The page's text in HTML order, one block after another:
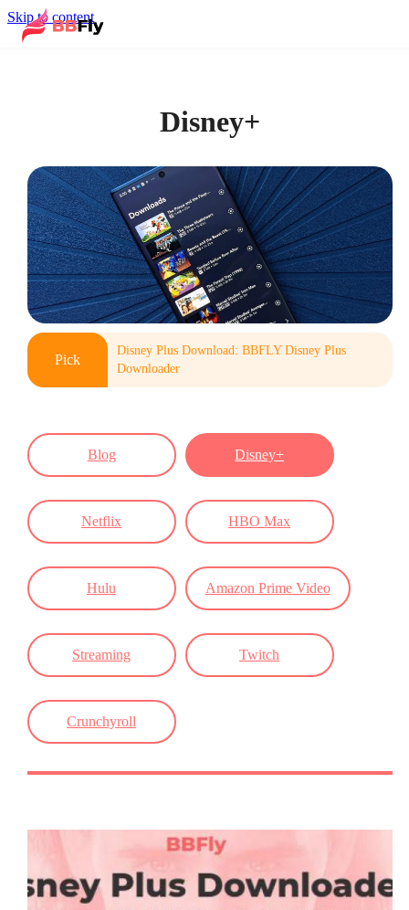
Skip to content
Disney+
Pick
Disney Plus Download: BBFLY Disney Plus
Downloader
Blog Disney+
Netflix HBO Max
Hulu Amazon Prime Video
Streaming Twitch
Crunchyroll